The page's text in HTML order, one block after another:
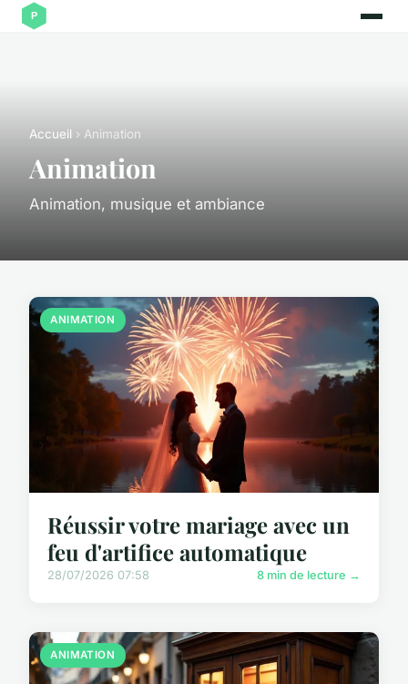
Accueil › Animation
Animation
Animation, musique et ambiance
ANIMATION
Réussir votre mariage avec un
feu d'artifice automatique
28/07/2026 07:58 8 min de lecture →
ANIMATION